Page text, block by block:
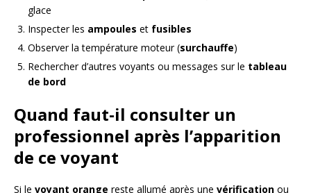
glace
Inspecter les ampoules et fusibles
Observer la température moteur (surchauffe)
Rechercher d’autres voyants ou messages sur le tableau
de bord
Quand faut-il consulter un
professionnel après l’apparition
de ce voyant
Si le voyant orange reste allumé après une vérification ou